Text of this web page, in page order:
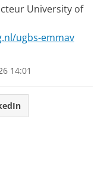
University of
ugbs-emmav
14:01